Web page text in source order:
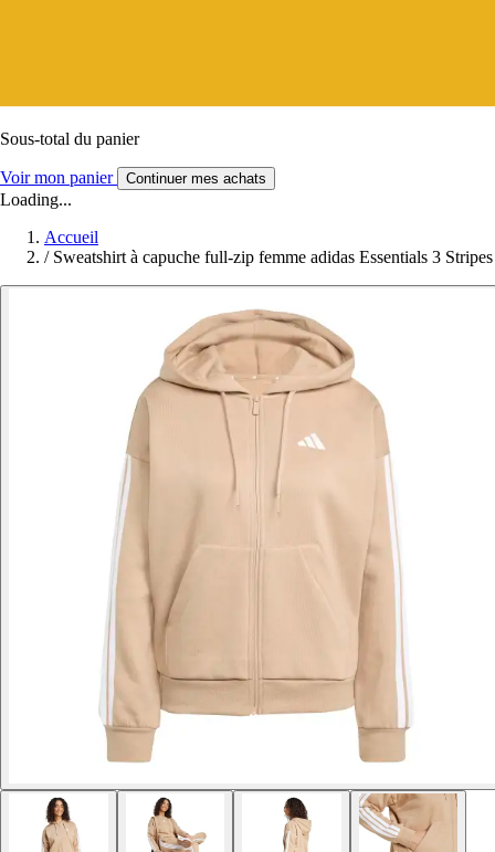
Sous-total du panier
Voir mon panier Continuer mes achats
Loading...
Accueil
/ Sweatshirt à capuche full-zip femme adidas Essentials 3 Stripes